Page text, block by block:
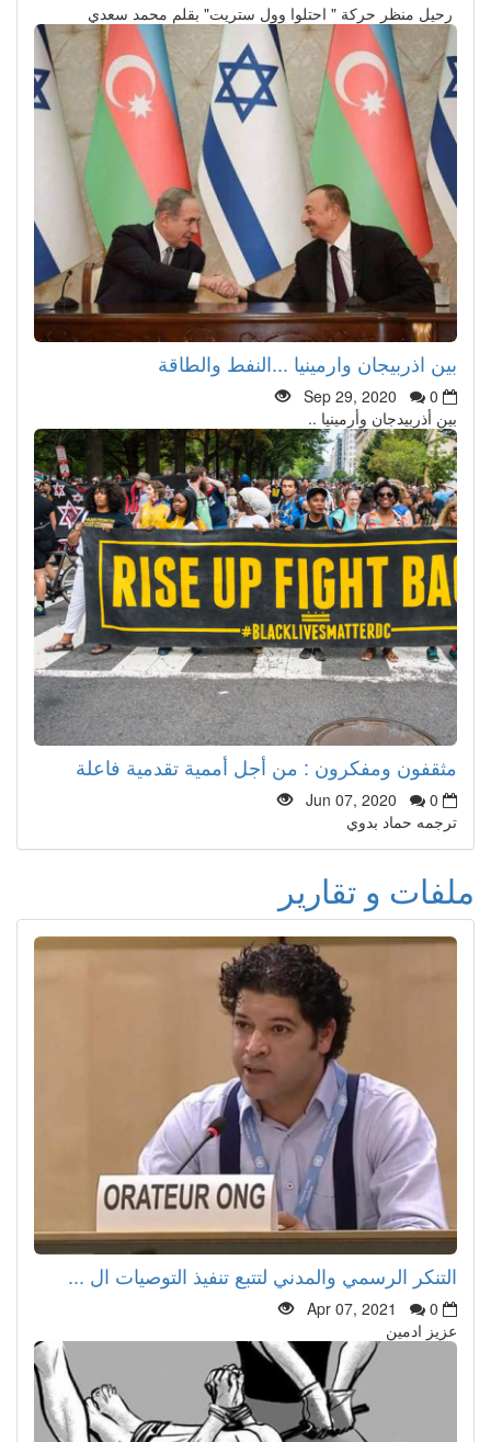
رحيل منظر حركة " احتلوا وول ستريت" بقلم محمد سعدي
بين اذربيجان وارمينيا ...النفط والطاقة
Sep 29, 2020
0
بين أذربيدجان وأرمينيا ..
مثقفون ومفكرون : من أجل أممية تقدمية فاعلة
Jun 07, 2020
0
ترجمه حماد بدوي
ملفات و تقارير
التنكر الرسمي والمدني لتتبع تنفيذ التوصيات ال ...
Apr 07, 2021
0
عزيز ادمين